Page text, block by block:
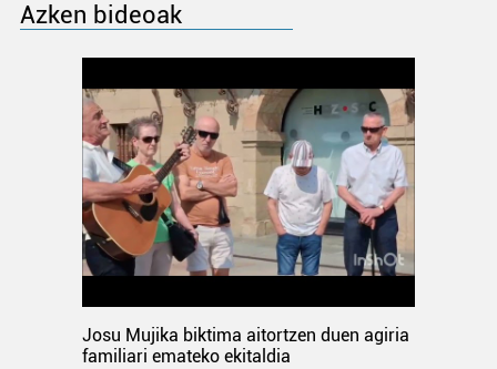
Azken bideoak
Josu Mujika biktima aitortzen duen agiria
familiari emateko ekitaldia